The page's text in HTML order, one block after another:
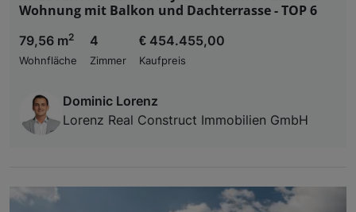
Wohnung mit Balkon und Dachterrasse - TOP 6
79,56 m2
Wohnfläche
4
Zimmer
€ 454.455,00
Kaufpreis
Dominic Lorenz
Lorenz Real Construct Immobilien GmbH